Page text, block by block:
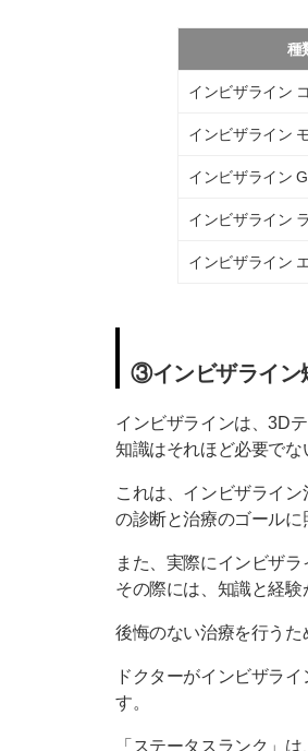
種
インビザライン
インビザライン
インビザライン
インビザライン
インビザライン
③インビザライン
インビザラインは、3D
知識はそれほど必要でな
これは、インビザライ
の診断と治療のゴールに
また、実際にインビザ
その際には、知識と経験
後悔のない治療を行うた
ドクターがインビザラ
す。
「ステータスランク」